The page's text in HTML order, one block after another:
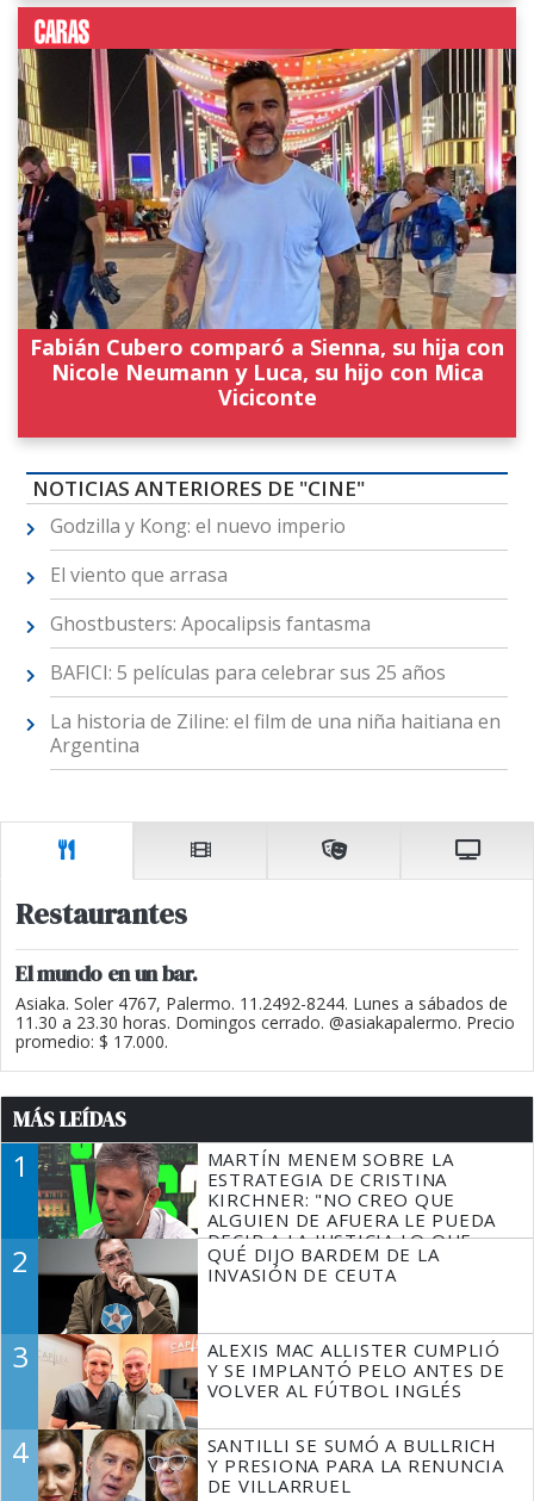
Fabián Cubero comparó a Sienna, su hija con
Nicole Neumann y Luca, su hijo con Mica
Viciconte
NOTICIAS ANTERIORES DE "CINE"
Godzilla y Kong: el nuevo imperio
El viento que arrasa
Ghostbusters: Apocalipsis fantasma
BAFICI: 5 películas para celebrar sus 25 años
La historia de Ziline: el film de una niña haitiana en
Argentina
Restaurantes
El mundo en un bar.
Asiaka. Soler 4767, Palermo. 11.2492-8244. Lunes a sábados de
11.30 a 23.30 horas. Domingos cerrado. @asiakapalermo. Precio
promedio: $ 17.000.
MÁS LEÍDAS
1
MARTÍN MENEM SOBRE LA
ESTRATEGIA DE CRISTINA
KIRCHNER: "NO CREO QUE
ALGUIEN DE AFUERA LE PUEDA
DECIR A LA JUSTICIA LO QUE
TIENE QUE HACER"
2
QUÉ DIJO BARDEM DE LA
INVASIÓN DE CEUTA
3
ALEXIS MAC ALLISTER CUMPLIÓ
Y SE IMPLANTÓ PELO ANTES DE
VOLVER AL FÚTBOL INGLÉS
4
SANTILLI SE SUMÓ A BULLRICH
Y PRESIONA PARA LA RENUNCIA
DE VILLARRUEL